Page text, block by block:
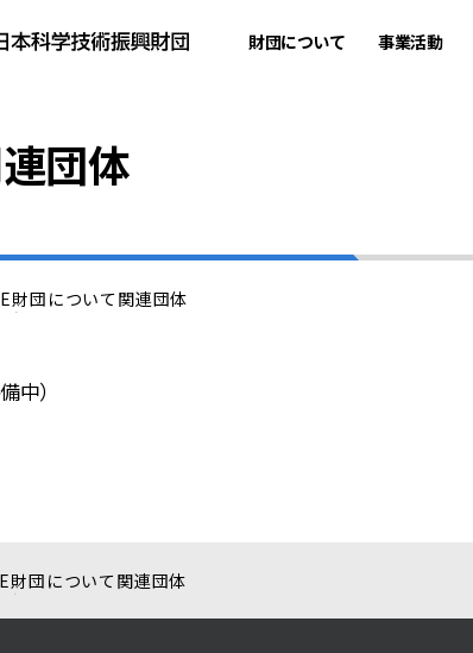
財団について 事業活動
団体
財団について 関連団体
中）
財団について 関連団体